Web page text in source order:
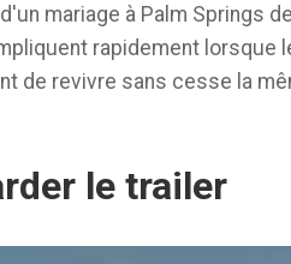
mariage à Palm Springs
rapidement lorsque
de revivre sans cesse la
le trailer